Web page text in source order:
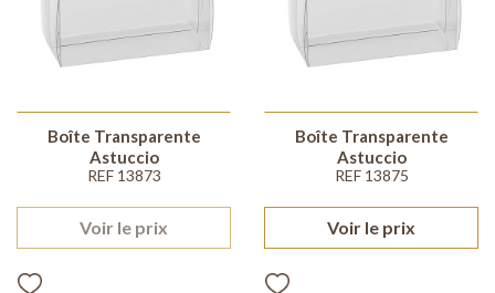
Boîte Transparente
Astuccio
REF 13873
Voir le prix
Boîte Transparente
Astuccio
REF 13875
Voir le prix